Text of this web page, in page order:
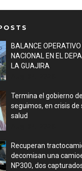
BALANCE
NACIONAL EN EL
LA GUAJIRA
Termina el gobierno
seguimos, en crisis de
salud
Recuperan
decomisan una
NP300, dos